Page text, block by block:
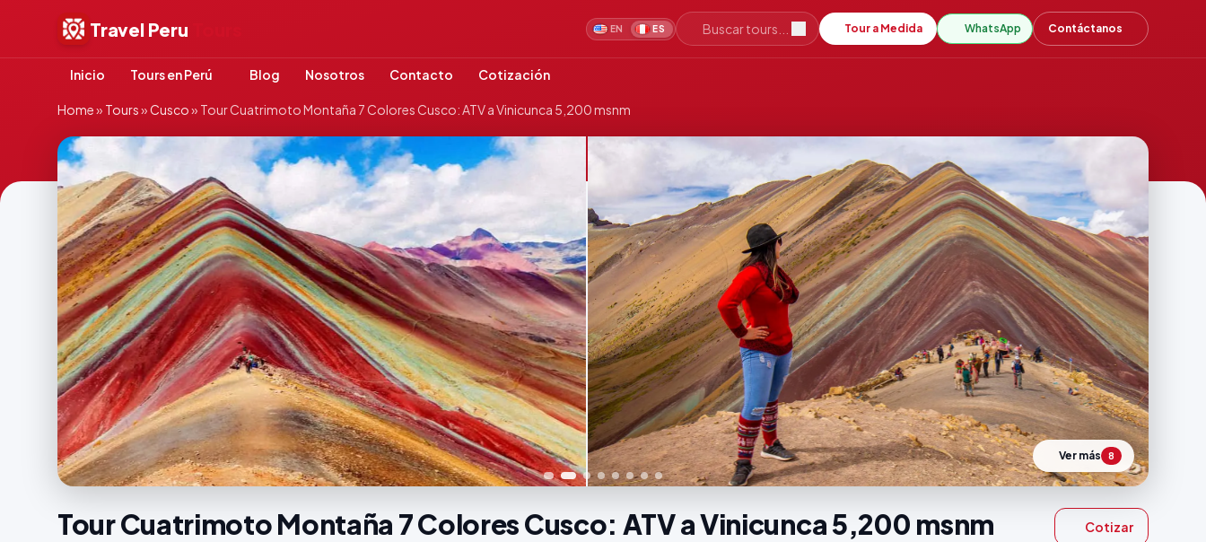
Travel Peru EN ES Buscar tours... Tour a Medida WhatsApp Contáctanos
Inicio Tours en Perú Blog Nosotros Contacto Cotización
Home» Tours»Cusco» Tour Cuatrimoto Montaña 7 Colores Cusco: ATV a Vinicunca 5,200 msnm
Ver más 8
Tour Cuatrimoto Montaña 7 Colores Cusco: ATV a Vinicunca 5,200 msnm Cotizar